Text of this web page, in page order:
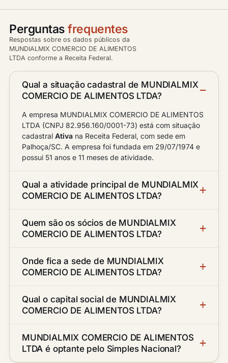
Perguntasfrequentes
Respostas sobre os dados públicos da
MUNDIALMIX COMERCIO DE ALIMENTOS
LTDA conforme a Receita Federal.
Qual a situação cadastral de MUNDIALMIX
COMERCIO DE ALIMENTOS LTDA?
A empresa MUNDIALMIX COMERCIO DE ALIMENTOS
LTDA (CNPJ 82.956.160/0001-73) está com situação
cadastral Ativa na Receita Federal, com sede em
Palhoça/SC. A empresa foi fundada em 29/07/1974 e
possui 51 anos e 11 meses de atividade.
Qual a atividade principal de MUNDIALMIX
COMERCIO DE ALIMENTOS LTDA?
Quem são os sócios de MUNDIALMIX
COMERCIO DE ALIMENTOS LTDA?
Onde fica a sede de MUNDIALMIX
COMERCIO DE ALIMENTOS LTDA?
Qual o capital social de MUNDIALMIX
COMERCIO DE ALIMENTOS LTDA?
MUNDIALMIX COMERCIO DE ALIMENTOS
LTDA é optante pelo Simples Nacional?